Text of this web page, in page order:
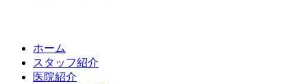
ホーム
スタッフ紹介
医院紹介